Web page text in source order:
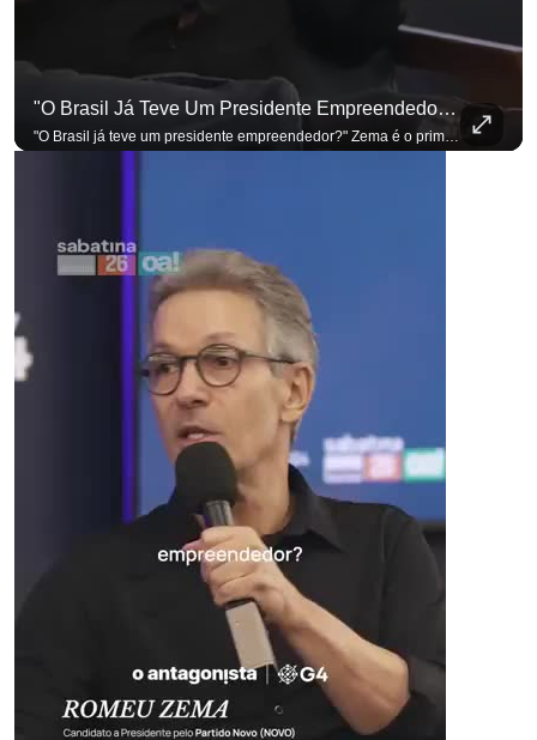
"O Brasil Já Teve Um Presidente Empreendedor?"
"O Brasil já teve um presidente empreendedor?" Zema é o primeiro a sentar na cadeira. Outros três presidenciáveis ainda vão passar por ela. A Sabatina Presidencial está no ar, com perguntas que vieram de uma pesquisa inédita com empresários. Acompanhe AO VIVO no YouTube do G4 Business. Se você busca informação com credibilidade, inscreva-se agora e ative o